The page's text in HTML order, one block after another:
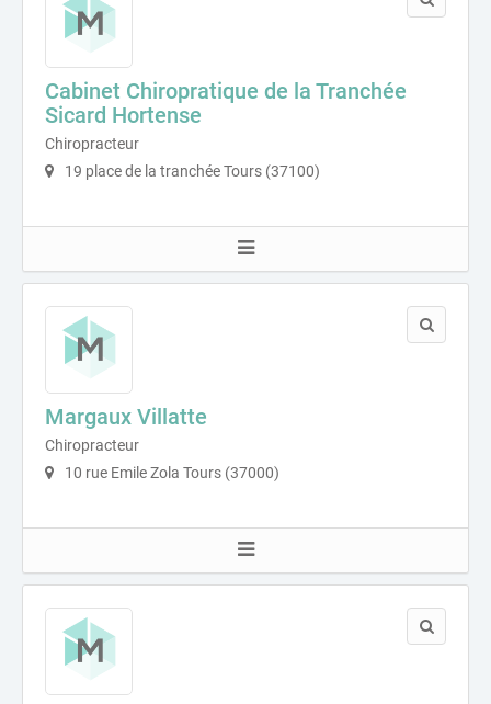
Cabinet Chiropratique de la Tranchée
Sicard Hortense
Chiropracteur
19 place de la tranchée Tours (37100)
Margaux Villatte
Chiropracteur
10 rue Emile Zola Tours (37000)